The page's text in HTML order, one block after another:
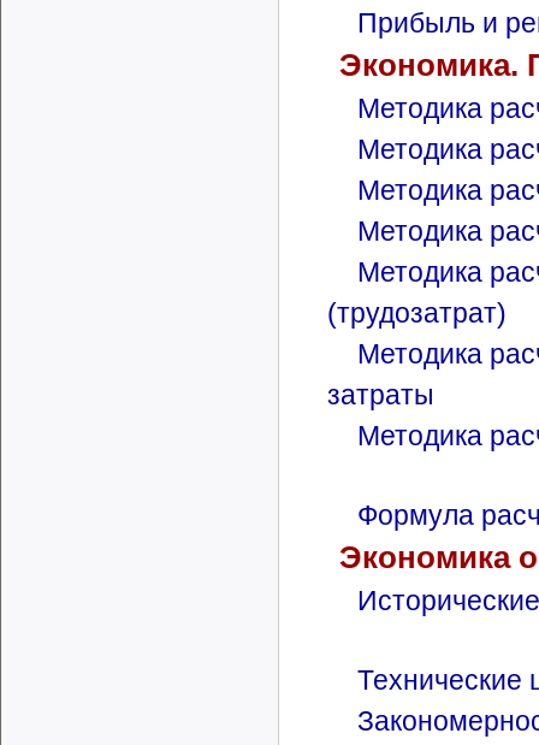
Прибыль и
Экономика.
Методика
Методика
Методика
Методика
Методика
(трудозатрат)
Методика
затраты
Методика
Формула
Экономика
Технические